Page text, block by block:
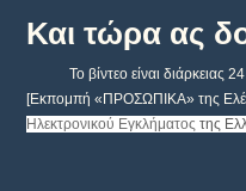
Και τώρα ας
Το βίντεο είναι διάρκειας
[Εκπομπή «ΠΡΟΣΩΠΙΚΑ» της
Ηλεκτρονικού Εγκλήματος της